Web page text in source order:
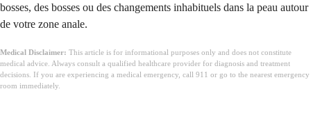
bosses, des bosses ou des changements inhabituels dans la peau autour
de votre zone anale.
Medical Disclaimer: This article is for informational purposes only and does not constitute
medical advice. Always consult a qualified healthcare provider for diagnosis and treatment
decisions. If you are experiencing a medical emergency, call 911 or go to the nearest emergency
room immediately.